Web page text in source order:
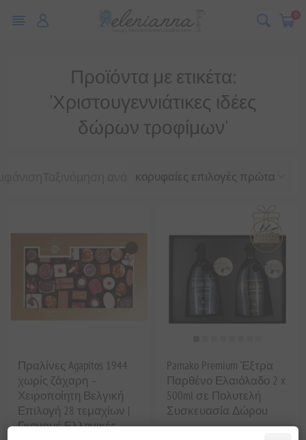
0
Προϊόντα με ετικέτα:
'Χριστουγεννιάτικες ιδέες
δώρων τροφίμων'
Πραλίνες Agapitos 1944
χωρίς ζάχαρη –
Χειροποίητη Βελγική
Επιλογή 28 τεμαχίων |
Γκουρμέ Ελληνικές
Pamako Premium Έξτρα
Παρθένο Ελαιόλαδο 2 x
500ml σε Πολυτελή
Συσκευασία Δώρου